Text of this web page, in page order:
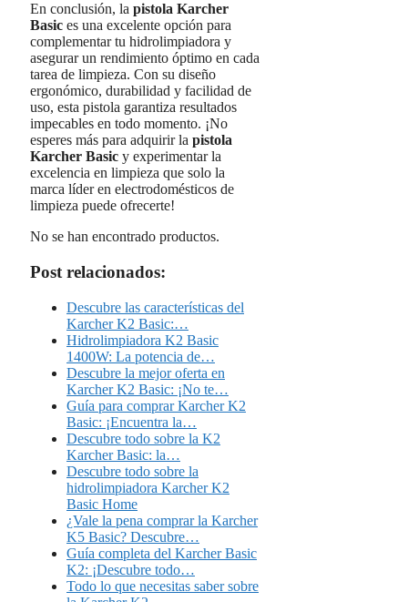
En conclusión, la pistola Karcher
Basic es una excelente opción para
complementar tu hidrolimpiadora y
asegurar un rendimiento óptimo en cada
tarea de limpieza. Con su diseño
ergonómico, durabilidad y facilidad de
uso, esta pistola garantiza resultados
impecables en todo momento. ¡No
esperes más para adquirir la pistola
Karcher Basic y experimentar la
excelencia en limpieza que solo la
marca líder en electrodomésticos de
limpieza puede ofrecerte!
No se han encontrado productos.
Post relacionados:
Descubre las características del
Karcher K2 Basic:…
Hidrolimpiadora K2 Basic
1400W: La potencia de…
Descubre la mejor oferta en
Karcher K2 Basic: ¡No te…
Guía para comprar Karcher K2
Basic: ¡Encuentra la…
Descubre todo sobre la K2
Karcher Basic: la…
Descubre todo sobre la
hidrolimpiadora Karcher K2
Basic Home
¿Vale la pena comprar la Karcher
K5 Basic? Descubre…
Guía completa del Karcher Basic
K2: ¡Descubre todo…
Todo lo que necesitas saber sobre